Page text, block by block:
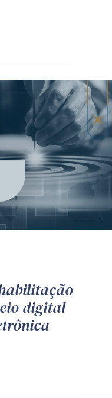
digital